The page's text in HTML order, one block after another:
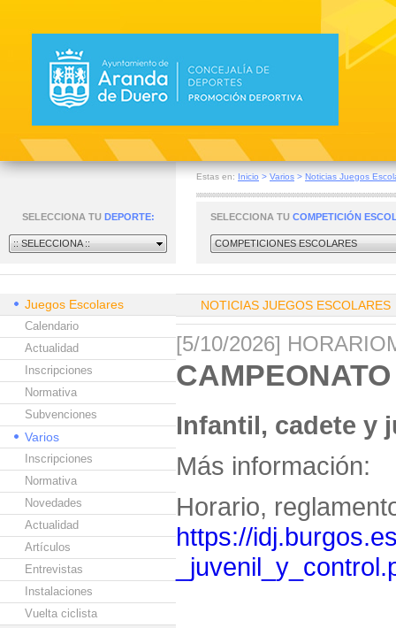
Estas en: Inicio > Varios > Noticias Juegos
SELECCIONA TU DEPORTE:
:: SELECCIONA ::
SELECCIONA TU COMPETICIÓN
COMPETICIONES ESCOLARES
Juegos Escolares
Calendario
Actualidad
Inscripciones
Normativa
Subvenciones
Varios
Inscripciones
Normativa
Novedades
Actualidad
Artículos
Entrevistas
Instalaciones
Vuelta ciclista
NOTICIAS JUEGOS ESCOLARES
[5/10/2026]
Infantil, cadete y
Más información:
Horario,
https://